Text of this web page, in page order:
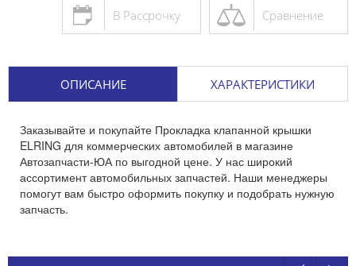
Сравнение
В Рассрочку
ОПИСАНИЕ ХАРАКТЕРИСТИКИ
Заказывайте и покупайте Прокладка клапанной крышки
ELRING для коммерческих автомобилей в магазине
Автозапчасти-ЮА по выгодной цене. У нас широкий
ассортимент автомобильных запчастей. Наши менеджеры
помогут вам быстро оформить покупку и подобрать нужную
запчасть.